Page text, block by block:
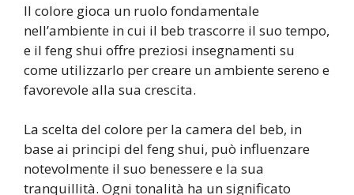
Il colore gioca un ruolo fondamentale
nell’ambiente in cui il beb trascorre il suo tempo,
e il feng shui offre preziosi insegnamenti su
come utilizzarlo per creare un ambiente sereno e
favorevole alla sua crescita.
La scelta del colore per la camera del beb, in
base ai principi del feng shui, può influenzare
notevolmente il suo benessere e la sua
tranquillità. Ogni tonalità ha un significato